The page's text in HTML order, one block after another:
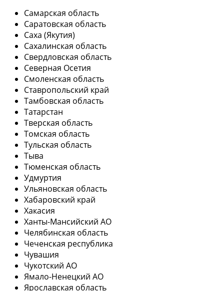
Самарская область
Саратовская область
Саха (Якутия)
Сахалинская область
Свердловская область
Северная Осетия
Смоленская область
Ставропольский край
Тамбовская область
Татарстан
Тверская область
Томская область
Тульская область
Тыва
Тюменская область
Удмуртия
Ульяновская область
Хабаровский край
Хакасия
Ханты-Мансийский АО
Челябинская область
Чеченская республика
Чувашия
Чукотский АО
Ямало-Ненецкий АО
Ярославская область